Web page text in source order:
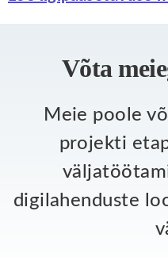
Võta
Meie poole
projekti
digilahenduste